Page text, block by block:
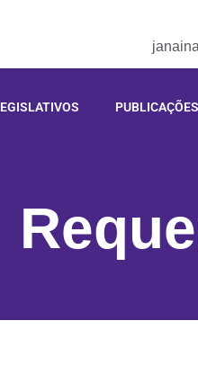
PUBLICAÇÕES